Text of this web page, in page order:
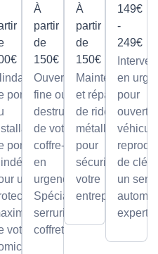
et
de
un
porte
portes
une
votre
À
partir
de
150€
Ouverture
fine ou par
destruction
de votre
coffre-fort
en
urgence.
Spécialiste
serrurier
coffretier
À
partir
de
150€
Maintenance
et réparation
de rideaux
métalliques
pour
sécuriser
votre
entreprise.
149€
-
249€
en
pour
de clé
un
expert